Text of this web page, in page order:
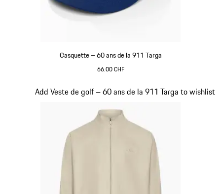
Casquette – 60 ans de la 911 Targa
66.00 CHF
Add Veste de golf – 60 ans de la 911 Targa to wishlist
Diapositive 7 sur 20